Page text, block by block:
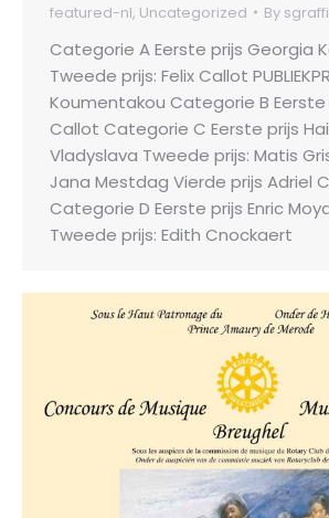
featured-nl, Uncategorized By
Categorie A Eerste prijs Georgia
Tweede prijs: Felix Callot
Koumentakou Categorie B
Callot Categorie C Eerste prijs
Vladyslava Tweede prijs: Matis
Jana Mestdag Vierde prijs Adriel
Categorie D Eerste prijs Enric
Tweede prijs: Edith Cnockaert